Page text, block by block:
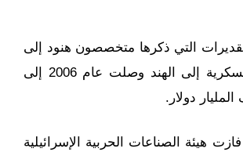
التي ذكرها متخصصون هنود إلى
أن صادراتها العسكرية إلى الهند وصلت عام 2006 إلى
دولار.
في العام 2005 فازت هيئة الصناعات الحربية الإسرائيلية